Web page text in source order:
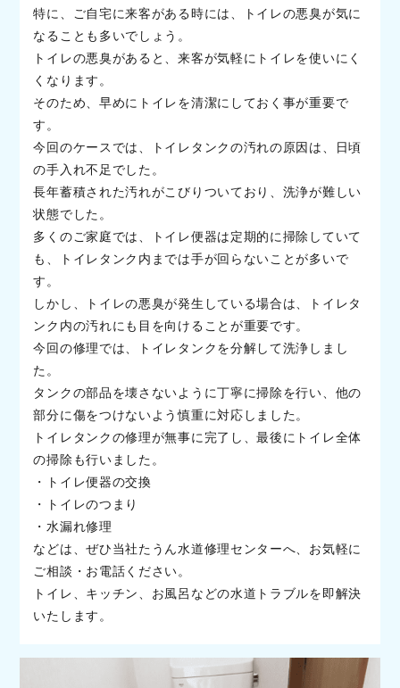
特に、ご自宅に来客がある時には、トイレの悪臭が気に
なることも多いでしょう。
トイレの悪臭があると、来客が気軽にトイレを使いにく
くなります。
そのため、早めにトイレを清潔にしておく事が重要で
す。
今回のケースでは、トイレタンクの汚れの原因は、日頃
の手入れ不足でした。
長年蓄積された汚れがこびりついており、洗浄が難しい
状態でした。
多くのご家庭では、トイレ便器は定期的に掃除していて
も、トイレタンク内までは手が回らないことが多いで
す。
しかし、トイレの悪臭が発生している場合は、トイレタ
ンク内の汚れにも目を向けることが重要です。
今回の修理では、トイレタンクを分解して洗浄しまし
た。
タンクの部品を壊さないように丁寧に掃除を行い、他の
部分に傷をつけないよう慎重に対応しました。
トイレタンクの修理が無事に完了し、最後にトイレ全体
の掃除も行いました。
・トイレ便器の交換
・トイレのつまり
・水漏れ修理
などは、ぜひ当社たうん水道修理センターへ、お気軽に
ご相談・お電話ください。
トイレ、キッチン、お風呂などの水道トラブルを即解決
いたします。